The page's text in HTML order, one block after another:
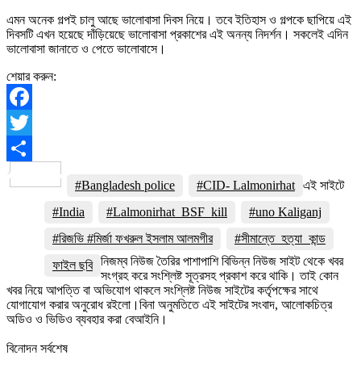
এমন অনেক গল্পই চালু আছে ভালোবাসা দিবস নিয়ে। তবে ইতিহাস ও গল্পকে ছাপিয়ে এই
দিবসটি এখন হয়েছে দাঁড়িয়েছে ভালোবাসা প্রকাশের এই অনন্য নিদর্শন। সকলেই এদিন
ভালোবাসা জানাতে ও পেতে ভালোবাসে।
শেয়ার করুন:
Facebook
Twitter
#Bangladesh police
#CID- Lalmonirhat
#India
#Lalmonirhat_BSF_kill
#uno Kaliganj
#রিজভি #মির্জা ফখরুল ইসলাম আলমগীর
#সীমান্তে_হত্যা_কান্ড
ফাইল ছবি
এই সাইটে
নিজম্ব নিউজ তৈরির পাশাপাশি বিভিন্ন নিউজ সাইট থেকে খবর
সংগ্রহ করে সংশ্লিষ্ট সূত্রসহ প্রকাশ করে থাকি। তাই কোন
খবর নিয়ে আপত্তি বা অভিযোগ থাকলে সংশ্লিষ্ট নিউজ সাইটের কর্তৃপক্ষের সাথে
যোগাযোগ করার অনুরোধ রইলো।বিনা অনুমতিতে এই সাইটের সংবাদ, আলোকচিত্র
অডিও ও ভিডিও ব্যবহার করা বেআইনি।
বিনোদন সর্বশেষ